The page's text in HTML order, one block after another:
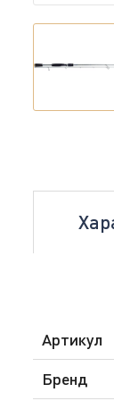
Артикул
Бренд